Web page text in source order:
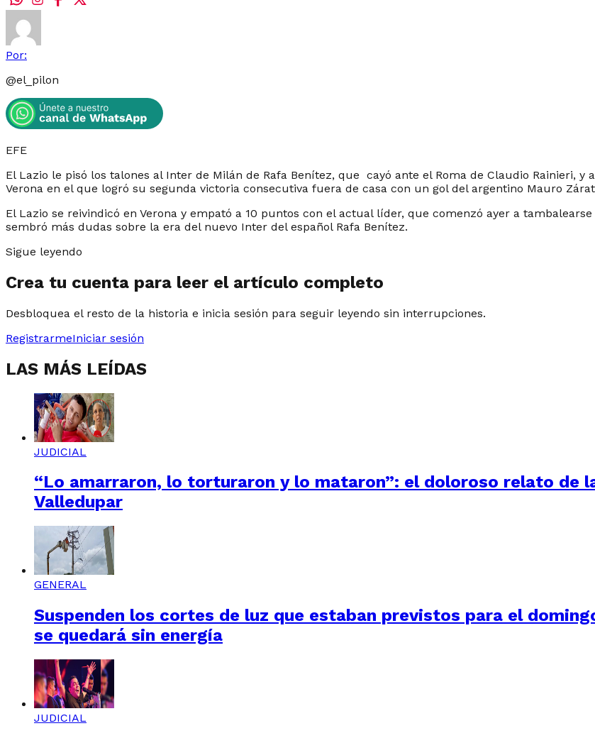
Por:
@el_pilon
EFE
El Lazio le pisó los talones al Inter de Milán de Rafa Benítez, que cayó ante el Roma de Claudio Rainieri,
Verona en el que logró su segunda victoria consecutiva fuera de casa con un gol del argentino Mauro
El Lazio se reivindicó en Verona y empató a 10 puntos con el actual líder, que comenzó ayer a
sembró más dudas sobre la era del nuevo Inter del español Rafa Benítez.
Sigue leyendo
Crea tu cuenta para leer el artículo completo
Desbloquea el resto de la historia e inicia sesión para seguir leyendo sin interrupciones.
RegistrarmeIniciar sesión
LAS MÁS LEÍDAS
JUDICIAL
“Lo amarraron, lo torturaron y lo mataron”: el doloroso relato de
Valledupar
GENERAL
Suspenden los cortes de luz que estaban previstos para el
se quedará sin energía
JUDICIAL